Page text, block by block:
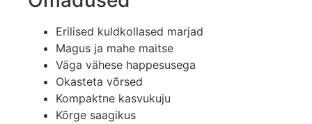
Erilised kuldkollased marjad
Magus ja mahe maitse
Väga vähese happesusega
Okasteta võrsed
Kompaktne kasvukuju
Kõrge saagikus